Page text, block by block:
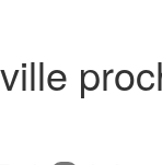
ville